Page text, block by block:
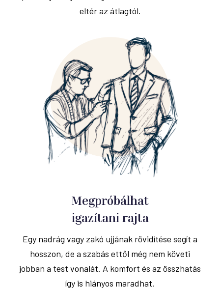
eltér az átlagtól.
Megpróbálhat
igazítani rajta
Egy nadrág vagy zakó ujjának rövidítése segít a
hosszon, de a szabás ettől még nem követi
jobban a test vonalát. A komfort és az összhatás
így is hiányos maradhat.